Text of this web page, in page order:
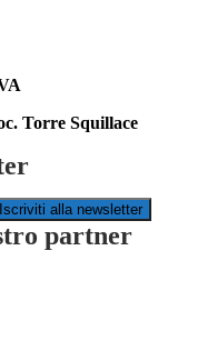
Torre Squillace
partner